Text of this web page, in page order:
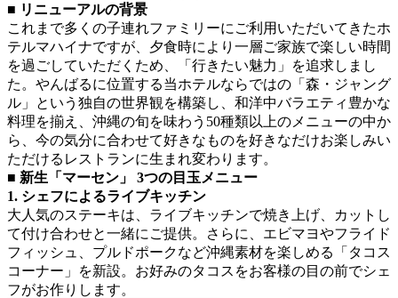
■ リニューアルの背景
これまで多くの子連れファミリーにご利用いただいてきたホ
テルマハイナですが、夕食時により一層ご家族で楽しい時間
を過ごしていただくため、「行きたい魅力」を追求しまし
た。やんばるに位置する当ホテルならではの「森・ジャング
ル」という独自の世界観を構築し、和洋中バラエティ豊かな
料理を揃え、沖縄の旬を味わう50種類以上のメニューの中か
ら、今の気分に合わせて好きなものを好きなだけお楽しみい
ただけるレストランに生まれ変わります。
■ 新生「マーセン」 3つの目玉メニュー
1. シェフによるライブキッチン
大人気のステーキは、ライブキッチンで焼き上げ、カットし
て付け合わせと一緒にご提供。さらに、エビマヨやフライド
フィッシュ、プルドポークなど沖縄素材を楽しめる「タコス
コーナー」を新設。お好みのタコスをお客様の目の前でシェ
フがお作りします。